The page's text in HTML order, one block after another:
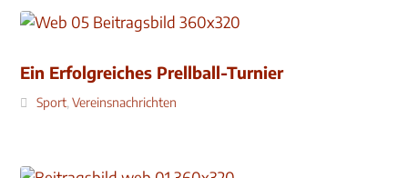
Ein Erfolgreiches Prellball-Turnier
Sport,Vereinsnachrichten